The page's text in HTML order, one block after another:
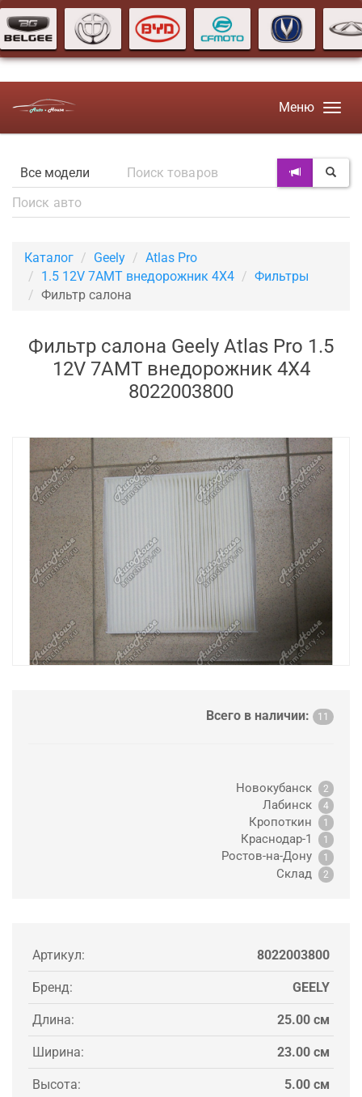
Меню
Каталог Geely
Atlas Pro
1.5 12V 7AMT внедорожник 4X4
Фильтры
Фильтр салона
Фильтр салона Geely Atlas Pro 1.5
12V 7AMT внедорожник 4X4
8022003800
Всего в наличии: 11
Новокубанск 2
Лабинск 4
Кропоткин 1
Краснодар-1 1
Ростов-на-Дону 1
Склад 2
Артикул: 8022003800
Бренд: GEELY
Длина: 25.00 см
Ширина: 23.00 см
Высота: 5.00 см